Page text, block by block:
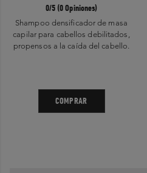
0/5 (0 Opiniones)
Shampoo densificador de masa
capilar para cabellos debilitados,
propensos a la caída del cabello.
COMPRAR